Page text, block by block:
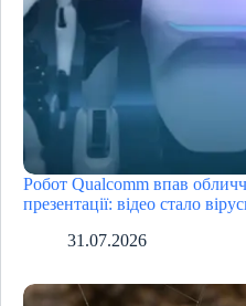
Робот Qualcomm впав
презентації: відео стало
31.07.2026